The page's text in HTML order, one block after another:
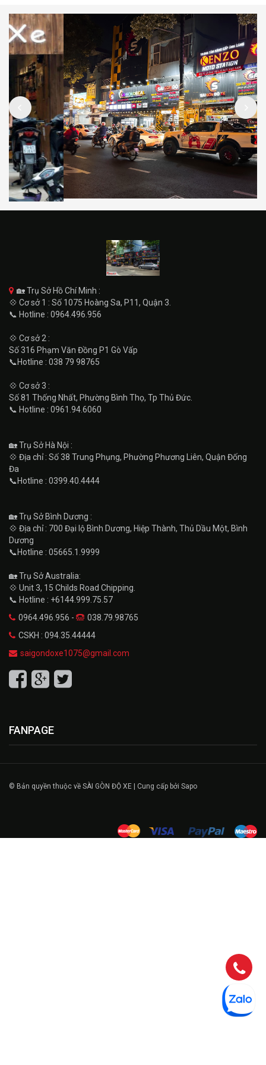
🏡 Trụ Sở Hồ Chí Minh :
💠 Cơ sở 1 : Số 1075 Hoàng Sa, P11, Quận 3.
📞 Hotline : 0964.496.956
💠 Cơ sở 2 :
Số 316 Phạm Văn Đồng P1 Gò Vấp
📞Hotline : 038 79 98765
💠 Cơ sở 3 :
Số 81 Thống Nhất, Phường Bình Thọ, Tp Thủ Đức.
📞 Hotline : 0961.94.6060
🏡 Trụ Sở Hà Nội :
💠 Địa chỉ : Số 38 Trung Phụng, Phường Phương Liên, Quận Đống
Đa
📞Hotline : 0399.40.4444
🏡 Trụ Sở Bình Dương :
💠 Địa chỉ : 700 Đại lộ Bình Dương, Hiệp Thành, Thủ Dầu Một, Bình
Dương
📞Hotline : 05665.1.9999
🏡 Trụ Sở Australia:
💠 Unit 3, 15 Childs Road Chipping.
📞 Hotline : +6144.999.75.57
0964.496.956 -
038.79.98765
CSKH : 094.35.44444
saigondoxe1075@gmail.com
FANPAGE
© Bản quyền thuộc về SÀI GÒN ĐỘ XE | Cung cấp bởi Sapo